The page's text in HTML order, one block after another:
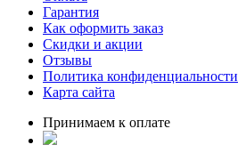
Гарантия
Как оформить заказ
Скидки и акции
Отзывы
Политика конфиденциальности
Карта сайта
Принимаем к оплате